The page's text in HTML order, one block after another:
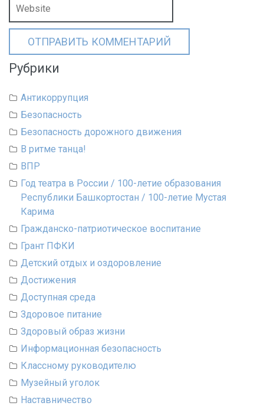
Рубрики
Антикоррупция
Безопасность
Безопасность дорожного движения
В ритме танца!
ВПР
Год театра в России / 100-летие образования
Республики Башкортостан / 100-летие Мустая
Карима
Гражданско-патриотическое воспитание
Грант ПФКИ
Детский отдых и оздоровление
Достижения
Доступная среда
Здоровое питание
Здоровый образ жизни
Информационная безопасность
Классному руководителю
Музейный уголок
Наставничество